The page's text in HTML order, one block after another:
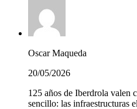
Oscar Maqueda
20/05/2026
125 años de Iberdrola valen
sencillo: las infraestructuras